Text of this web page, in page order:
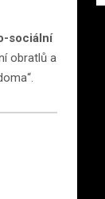
sociální
obratlů a